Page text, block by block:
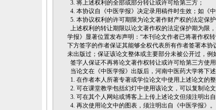
3. 将上述权利的全部或部分转让或许可给第三方；
4. 本协议自《中医学报》决定录用稿件时生效；如《
5. 本协议权利的许可期限为论文著作财产权的法定保护
上述权利的转让期限以论文著作权的法定保护期为限
学报》显著位置发布声明：“本刊论文作者已将著作权
下方签字的作者保证其能够全权代表所有作者签署本
未出版过；保证该论文整体或主要部分未被公开过，例
签字人保证不再将论文著作权转让或许可给第三方使用
当论文在《中医学报》出版后，河南中医药大学将下
1. 在作者本人所著专著或学位论文中使用上述论文的
2. 可在课堂教学包括幻灯中使用该论文，可以复制论
3. 可在其个人网站或博客上上传上述论文但须注明出
4. 再次使用论文中的图表，须注明出自《中医学报》。